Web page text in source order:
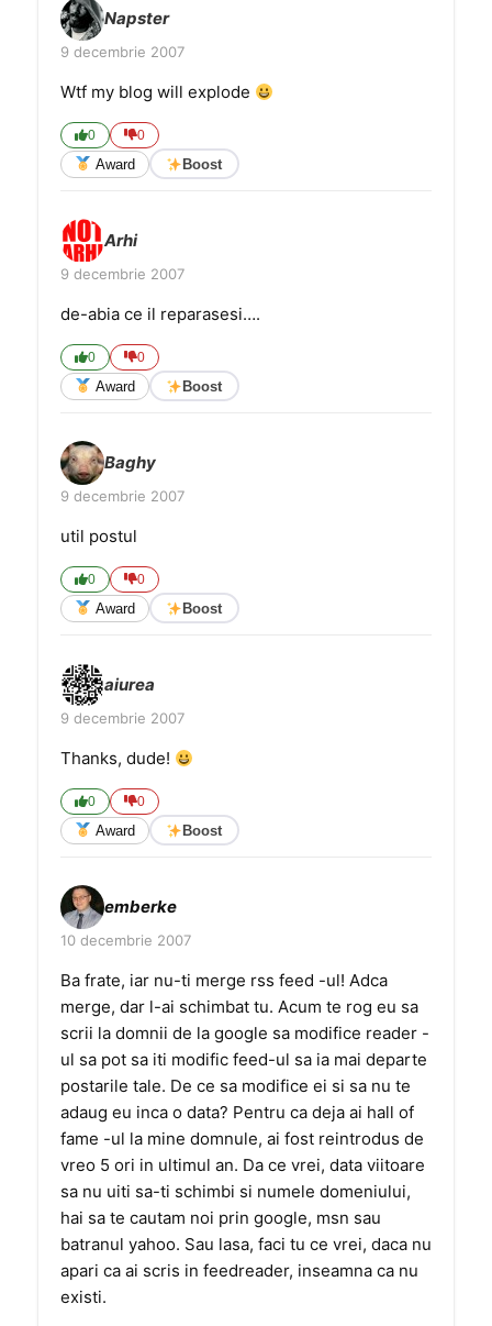
Napster
9 decembrie 2007
Wtf my blog will explode
0 0
Award Boost
Arhi
9 decembrie 2007
de-abia ce il reparasesi….
0 0
Award Boost
Baghy
9 decembrie 2007
util postul
0 0
Award Boost
aiurea
9 decembrie 2007
Thanks, dude!
0 0
Award Boost
emberke
10 decembrie 2007
Ba frate, iar nu-ti merge rss feed -ul! Adca
merge, dar l-ai schimbat tu. Acum te rog eu sa
scrii la domnii de la google sa modifice reader -
ul sa pot sa iti modific feed-ul sa ia mai departe
postarile tale. De ce sa modifice ei si sa nu te
adaug eu inca o data? Pentru ca deja ai hall of
fame -ul la mine domnule, ai fost reintrodus de
vreo 5 ori in ultimul an. Da ce vrei, data viitoare
sa nu uiti sa-ti schimbi si numele domeniului,
hai sa te cautam noi prin google, msn sau
batranul yahoo. Sau lasa, faci tu ce vrei, daca nu
apari ca ai scris in feedreader, inseamna ca nu
existi.